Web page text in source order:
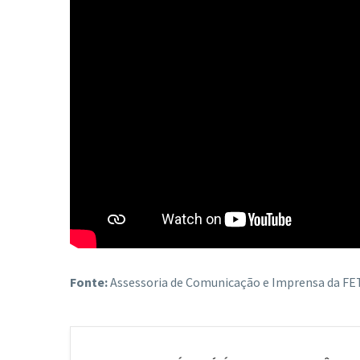
Fonte:Assessoria de Comunicação e Imprensa da